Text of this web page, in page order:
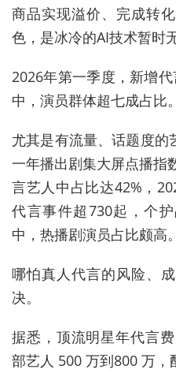
商品实现溢价、完成转
色，是冰冷的AI技术暂时
2026年第一季度，新增
中，演员群体超七成占比。
尤其是有流量、话题度的
一年播出剧集大屏点播指
言艺人中占比达42%，
代言事件超730起，个
中，热播剧演员占比颇高。
哪怕真人代言的风险、
决。
据悉，顶流明星年代言
部艺人 500 万到800 万